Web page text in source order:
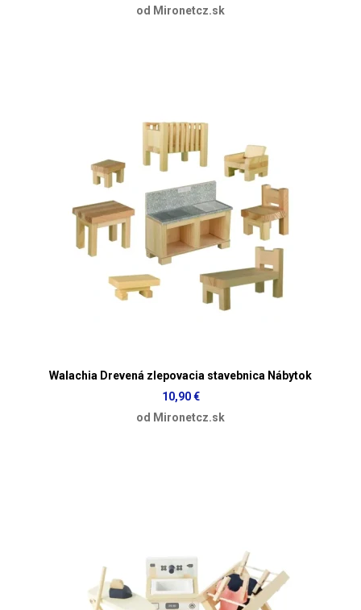
od Mironetcz.sk
Walachia Drevená zlepovacia stavebnica Nábytok
10,90 €
od Mironetcz.sk